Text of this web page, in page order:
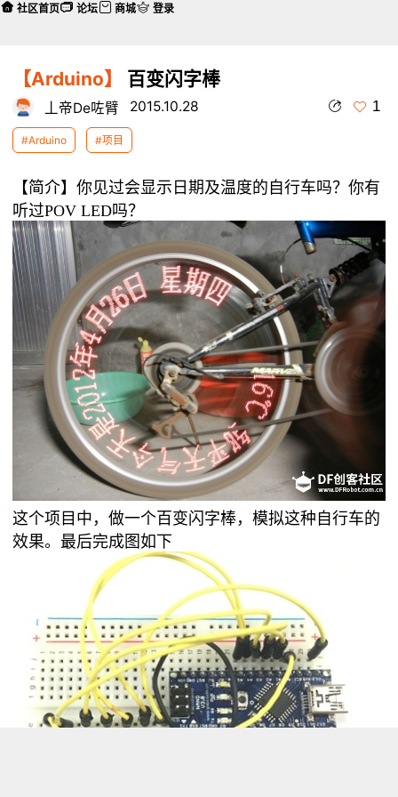
【Arduino】 百变闪字棒
丄帝De咗臂 2015.10.28 1
#Arduino #项目
【简介】你见过会显示日期及温度的自行车吗？你有
听过POV LED吗？
这个项目中，做一个百变闪字棒，模拟这种自行车的
效果。最后完成图如下
社区首页 论坛 商城 登录